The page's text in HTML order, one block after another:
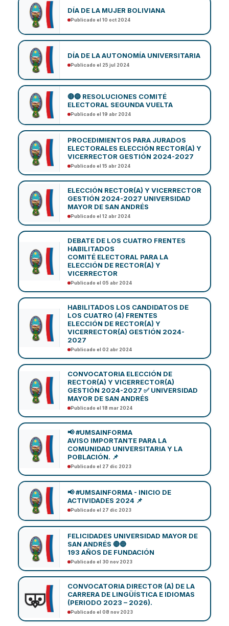
DÍA DE LA MUJER BOLIVIANA
Publicado el 10 oct 2024
DÍA DE LA AUTONOMÍA UNIVERSITARIA
Publicado el 25 jul 2024
🔴🔵 RESOLUCIONES COMITÉ
ELECTORAL SEGUNDA VUELTA
Publicado el 19 abr 2024
PROCEDIMIENTOS PARA JURADOS
ELECTORALES ELECCIÓN RECTOR(A) Y
VICERRECTOR GESTIÓN 2024-2027
Publicado el 15 abr 2024
ELECCIÓN RECTOR(A) Y VICERRECTOR
GESTIÓN 2024-2027 UNIVERSIDAD
MAYOR DE SAN ANDRÉS
Publicado el 12 abr 2024
DEBATE DE LOS CUATRO FRENTES
HABILITADOS
COMITÉ ELECTORAL PARA LA
ELECCIÓN DE RECTOR(A) Y
VICERRECTOR
Publicado el 05 abr 2024
HABILITADOS LOS CANDIDATOS DE
LOS CUATRO (4) FRENTES
ELECCIÓN DE RECTOR(A) Y
VICERRECTOR(A) GESTIÓN 2024-
2027
Publicado el 02 abr 2024
CONVOCATORIA ELECCIÓN DE
RECTOR(A) Y VICERRECTOR(A)
GESTIÓN 2024-2027 ✅ UNIVERSIDAD
MAYOR DE SAN ANDRÉS
Publicado el 18 mar 2024
📢 #UMSAINFORMA
AVISO IMPORTANTE PARA LA
COMUNIDAD UNIVERSITARIA Y LA
POBLACIÓN. 📌
Publicado el 27 dic 2023
📢 #UMSAINFORMA - INICIO DE
ACTIVIDADES 2024 📌
Publicado el 27 dic 2023
FELICIDADES UNIVERSIDAD MAYOR DE
SAN ANDRÉS 🔴🔵
193 AÑOS DE FUNDACIÓN
Publicado el 30 nov 2023
CONVOCATORIA DIRECTOR (A) DE LA
CARRERA DE LINGÜÍSTICA E IDIOMAS
(PERIODO 2023 – 2026).
Publicado el 08 nov 2023